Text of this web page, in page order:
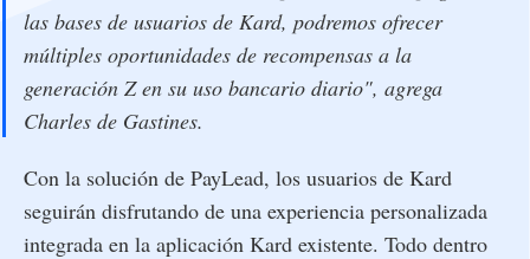
las bases de usuarios de Kard, podremos ofrecer
múltiples oportunidades de recompensas a la
generación Z en su uso bancario diario", agrega
Charles de Gastines.
Con la solución de PayLead, los usuarios de Kard
seguirán disfrutando de una experiencia personalizada
integrada en la aplicación Kard existente. Todo dentro